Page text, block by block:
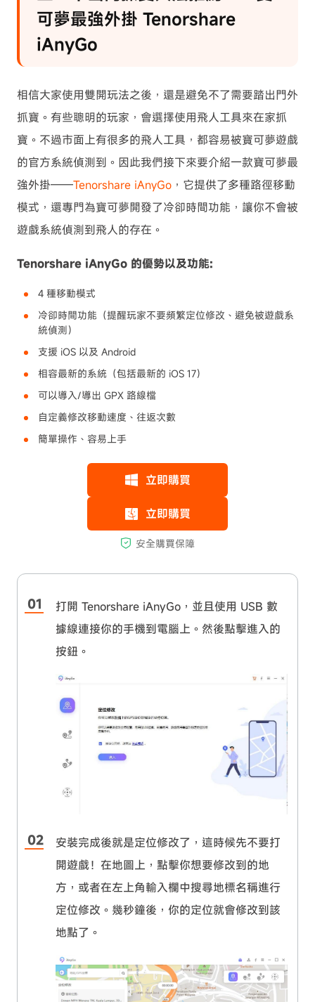
可夢最強外掛 Tenorshare
iAnyGo
相信大家使用雙開玩法之後，還是避免不了需要踏出門外
抓寶。有些聰明的玩家，會選擇使用飛人工具來在家抓
寶。不過市面上有很多的飛人工具，都容易被寶可夢遊戲
的官方系統偵測到。因此我們接下來要介紹一款寶可夢最
強外掛——Tenorshare iAnyGo ，它提供了多種路徑移動
模式，還專門為寶可夢開發了冷卻時間功能，讓你不會被
遊戲系統偵測到飛人的存在。
Tenorshare iAnyGo 的優勢以及功能:
4 種移動模式
冷卻時間功能（提醒玩家不要頻繁定位修改、避免被遊戲系
統偵測）
支援 iOS 以及 Android
相容最新的系統（包括最新的 iOS 17）
可以導入/導出 GPX 路線檔
自定義修改移動速度、往返次數
簡單操作、容易上手
打開 Tenorshare iAnyGo，並且使用 USB 數
據線連接你的手機到電腦上。然後點擊進入的
按鈕。
安裝完成後就是定位修改了，這時候先不要打
開遊戲！在地圖上，點擊你想要修改到的地
方，或者在左上角輸入欄中搜尋地標名稱進行
定位修改。幾秒鐘後，你的定位就會修改到該
地點了。